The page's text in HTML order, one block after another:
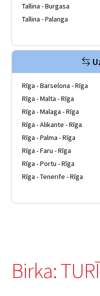
Tallina - Burgasa
Tallina - Palanga
Rīga - Barselona - Rīga
Rīga - Malta - Rīga
Rīga - Malaga - Rīga
Rīga - Alikante - Rīga
Rīga - Palma - Rīga
Rīga - Faru - Rīga
Rīga - Portu - Rīga
Rīga - Tenerife - Rīga
Birka: